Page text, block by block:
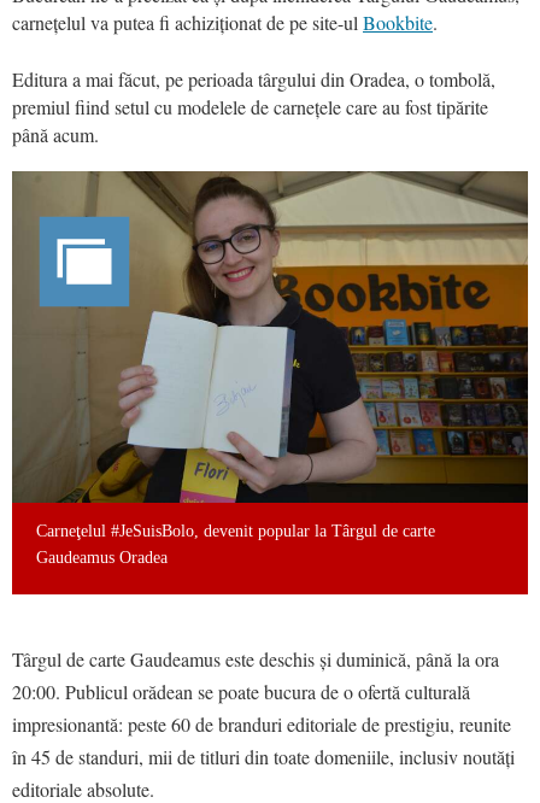
carneţelul va putea fi achiziţionat de pe site-ulBookbite.
Editura a mai făcut, pe perioada târgului din Oradea, o tombolă,
premiul fiind setul cu modelele de carneţele care au fost tipărite
până acum.
Carneţelul #JeSuisBolo, devenit popular la Târgul de carte
Gaudeamus Oradea
Târgul de carte Gaudeamus este deschis şi duminică, până la ora
20:00. Publicul orădean se poate bucura de o ofertă culturală
impresionantă: peste 60 de branduri editoriale de prestigiu, reunite
în 45 de standuri, mii de titluri din toate domeniile, inclusiv noutăți
editoriale absolute.